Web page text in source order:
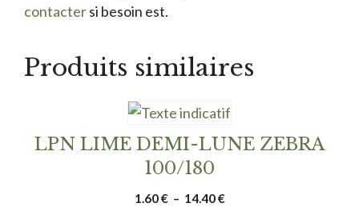
contactersi besoin est.
Produits similaires
LPN LIME DEMI-LUNE ZEBRA
100/180
1.60€ – 14.40€Plage
produit